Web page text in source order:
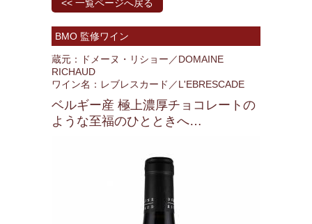
<< 一覧ページへ戻る
BMO 監修ワイン
蔵元：ドメーヌ・リショー／DOMAINE
RICHAUD
ワイン名：レブレスカード／L'EBRESCADE
ベルギー産 極上濃厚チョコレートの
ような至福のひとときへ…